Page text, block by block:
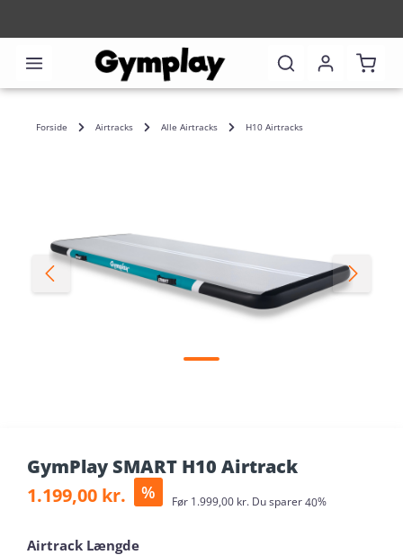
Forside Airtracks Alle Airtracks H10 Airtracks
GymPlay SMART H10 Airtrack
Salgspris:
1.199,00 kr. % Før Almindelig pris:
1.999,00 kr. Du sparer40%
Vælg
Airtrack Længde